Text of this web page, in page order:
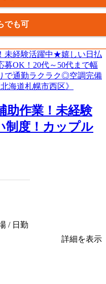
でも可
助作業！未経験
度！カップル
/ 日勤
詳細を表示